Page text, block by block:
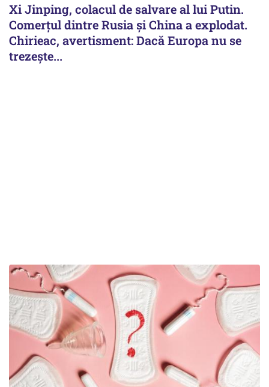
Xi Jinping, colacul de salvare al lui Putin.
Comerțul dintre Rusia și China a explodat.
Chirieac, avertisment: Dacă Europa nu se
trezește...